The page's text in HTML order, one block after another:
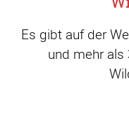
Es gibt auf der
und mehr